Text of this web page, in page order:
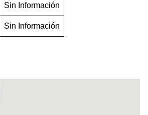
Sin Información
Sin Información